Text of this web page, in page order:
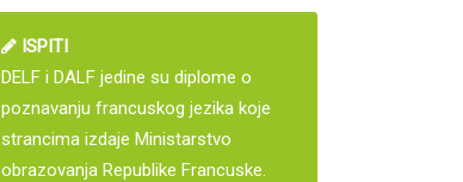
ISPITI
DELF i DALF jedine su diplome o
poznavanju francuskog jezika koje
strancima izdaje Ministarstvo
obrazovanja Republike Francuske.